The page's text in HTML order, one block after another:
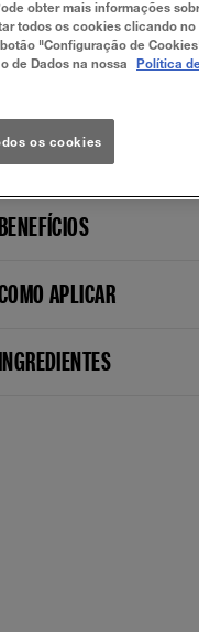
SOBRE
Levar o produto a um
as
minuto.
máxima de 12 horas.
APLICAR
obter mais informações
todos os cookies clicando no
"Configuração de
de Dados na nossa
Política
os cookies